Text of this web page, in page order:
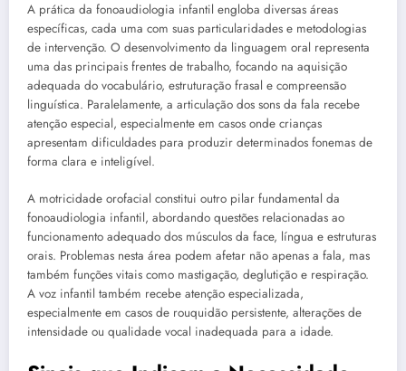
A prática da fonoaudiologia infantil engloba diversas áreas
específicas, cada uma com suas particularidades e metodologias
de intervenção. O desenvolvimento da linguagem oral representa
uma das principais frentes de trabalho, focando na aquisição
adequada do vocabulário, estruturação frasal e compreensão
linguística. Paralelamente, a articulação dos sons da fala recebe
atenção especial, especialmente em casos onde crianças
apresentam dificuldades para produzir determinados fonemas de
forma clara e inteligível.
A motricidade orofacial constitui outro pilar fundamental da
fonoaudiologia infantil, abordando questões relacionadas ao
funcionamento adequado dos músculos da face, língua e estruturas
orais. Problemas nesta área podem afetar não apenas a fala, mas
também funções vitais como mastigação, deglutição e respiração.
A voz infantil também recebe atenção especializada,
especialmente em casos de rouquidão persistente, alterações de
intensidade ou qualidade vocal inadequada para a idade.